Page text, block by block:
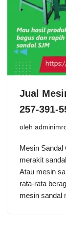
Jual
257-391-
oleh
Mesin Sandal
merakit
Atau mesin
rata-rata
mesin sandal